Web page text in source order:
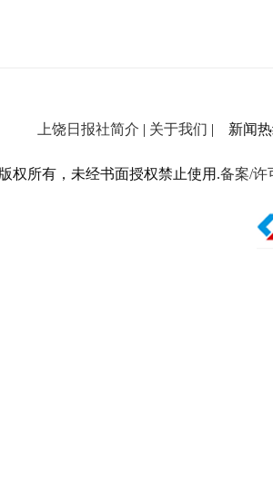
上饶日报社简介 | 关于我们 | 新闻热
权所有，未经书面授权禁止使用.备案/许